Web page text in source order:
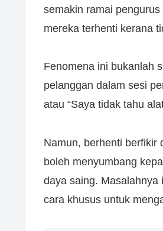
semakin ramai
mereka terhenti kerana
Fenomena ini bukanlah
pelanggan dalam sesi
atau “Saya tidak tahu
Namun, berhenti berfikir
boleh menyumbang
daya saing. Masalahnya
cara khusus untuk